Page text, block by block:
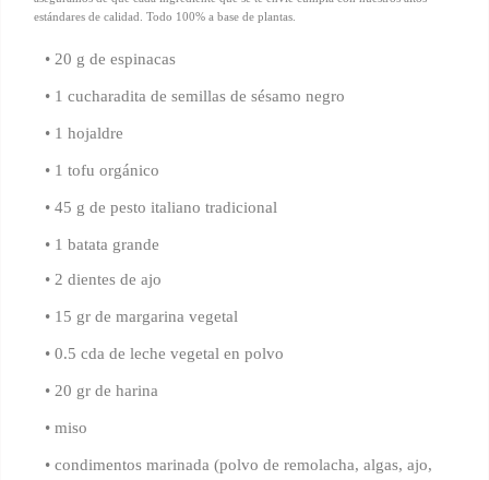
estándares de calidad. Todo 100% a base de plantas.
• 20 g de espinacas
• 1 cucharadita de semillas de sésamo negro
• 1 hojaldre
• 1 tofu orgánico
• 45 g de pesto italiano tradicional
• 1 batata grande
• 2 dientes de ajo
• 15 gr de margarina vegetal
• 0.5 cda de leche vegetal en polvo
• 20 gr de harina
• miso
• condimentos marinada (polvo de remolacha, algas, ajo,